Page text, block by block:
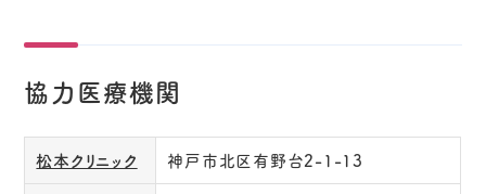
協力医療機関
松本クリニック 神戸市北区有野台2-1-13